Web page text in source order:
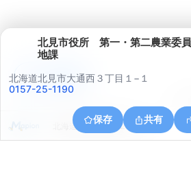
北見市役所 第一・第二農業委
地課
北海道北見市大通西３丁目１−１
0157-25-1190
保存 共有
北海道北見市桜町２丁目
アプリで見る